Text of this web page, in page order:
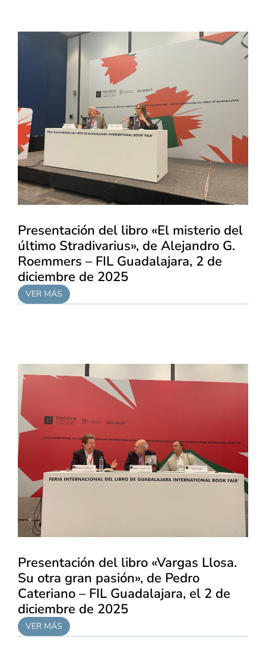
Presentación del libro «El misterio del
último Stradivarius», de Alejandro G.
Roemmers – FIL Guadalajara, 2 de
diciembre de 2025
VER MÁS
Presentación del libro «Vargas Llosa.
Su otra gran pasión», de Pedro
Cateriano – FIL Guadalajara, el 2 de
diciembre de 2025
VER MÁS